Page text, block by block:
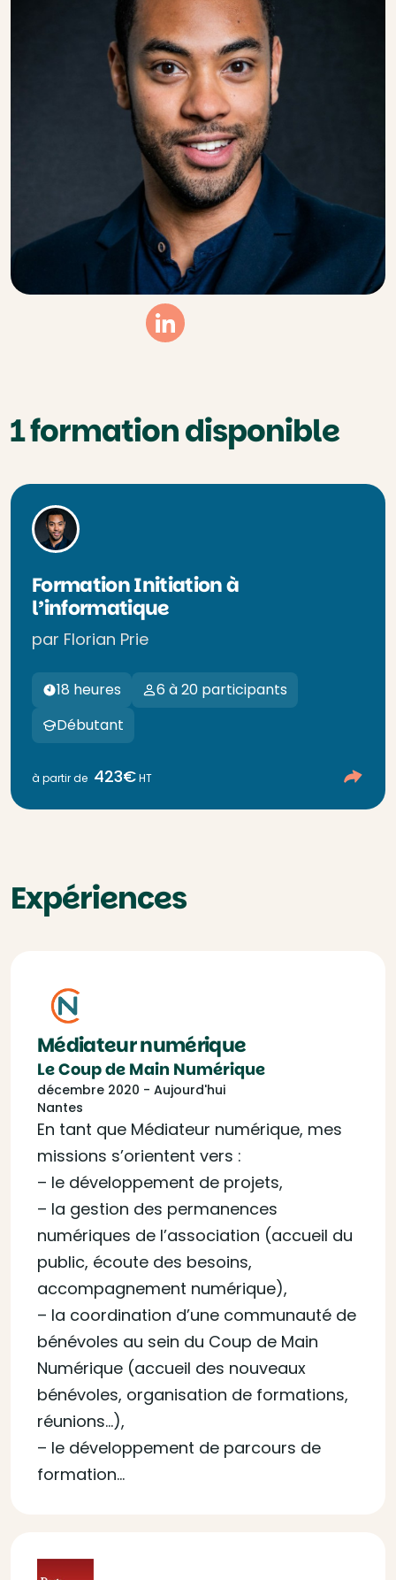
Linkedin
1 formation disponible
Formation Initiation à
l’informatique
par Florian Prie
18 heures
6 à 20 participants
Débutant
à partir de 423€HT
Expériences
Médiateur numérique
Le Coup de Main Numérique
décembre 2020 - Aujourd'hui
Nantes
En tant que Médiateur numérique, mes
missions s’orientent vers :
– le développement de projets,
– la gestion des permanences
numériques de l’association (accueil du
public, écoute des besoins,
accompagnement numérique),
– la coordination d’une communauté de
bénévoles au sein du Coup de Main
Numérique (accueil des nouveaux
bénévoles, organisation de formations,
réunions…),
– le développement de parcours de
formation…